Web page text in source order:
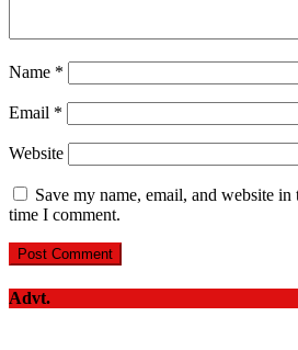
Name *
Email *
Website
Save my name, email, and website
time I comment.
Advt.